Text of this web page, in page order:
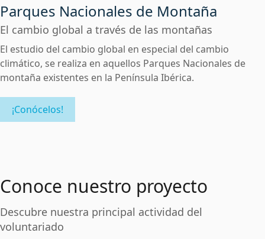
Parques Nacionales de Montaña
El cambio global a través de las montañas
El estudio del cambio global en especial del cambio
climático, se realiza en aquellos Parques Nacionales de
montaña existentes en la Península Ibérica.
¡Conócelos!
Conoce nuestro proyecto
Descubre nuestra principal actividad del
voluntariado